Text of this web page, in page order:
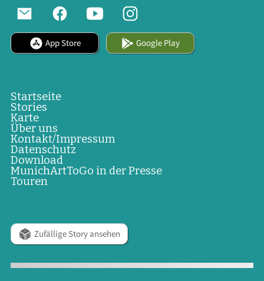
App Store Google Play
Startseite
Stories
Karte
Über uns
Kontakt/Impressum
Datenschutz
Download
MunichArtToGo in der Presse
Touren
Zufällige Story ansehen